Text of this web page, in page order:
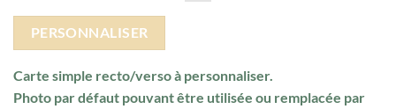
PERSONNALISER
Carte simple recto/verso à personnaliser.
Photo par défaut pouvant être utilisée ou remplacée par